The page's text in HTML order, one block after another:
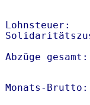
Lohnsteuer:
Abzüge